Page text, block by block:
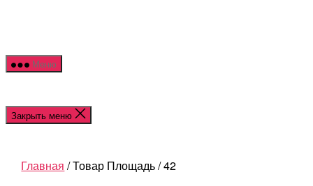
Меню
Закрыть меню
Главная / Товар Площадь / 42